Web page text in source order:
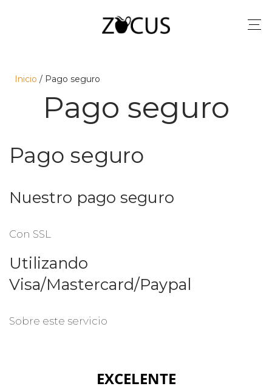
Inicio / Pago seguro
Pago seguro
Pago seguro
Nuestro pago seguro
Con SSL
Utilizando
Visa/Mastercard/Paypal
Sobre este servicio
EXCELENTE